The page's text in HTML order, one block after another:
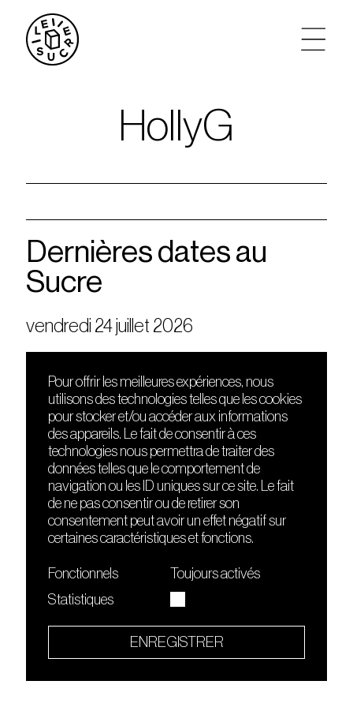
agenda
le sucre max
privatisations
HollyG
Dernières dates au
Sucre
vendredi 24 juillet 2026
DÉCOUVRIR
Le lieu
Contact
Presse
Cours de DJing
TMLAB
FRIENDS
Nuits sonores
HEAT
Hôtel71
La Gaîté Lyrique
Le Sucre fait partie de
Quartier culturel et créatif
Pour offrir les meilleures expériences, nous
utilisons des technologies telles que les cookies
pour stocker et/ou accéder aux informations
des appareils. Le fait de consentir à ces
technologies nous permettra de traiter des
données telles que le comportement de
navigation ou les ID uniques sur ce site. Le fait
de ne pas consentir ou de retirer son
consentement peut avoir un effet négatif sur
certaines caractéristiques et fonctions.
Fonctionnels
Toujours activés
Statistiques
ENREGISTRER